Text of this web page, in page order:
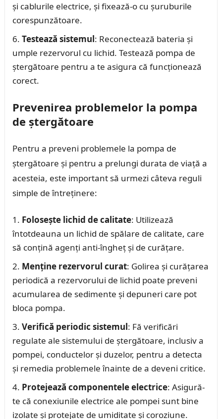
și cablurile electrice, și fixează-o cu șuruburile
corespunzătoare.
Testează sistemul: Reconectează bateria și
umple rezervorul cu lichid. Testează pompa de
ștergătoare pentru a te asigura că funcționează
corect.
Prevenirea problemelor la pompa
de ștergătoare
Pentru a preveni problemele la pompa de
ștergătoare și pentru a prelungi durata de viață a
acesteia, este important să urmezi câteva reguli
simple de întreținere:
Folosește lichid de calitate: Utilizează
întotdeauna un lichid de spălare de calitate, care
să conțină agenți anti-îngheț și de curățare.
Menține rezervorul curat: Golirea și curățarea
periodică a rezervorului de lichid poate preveni
acumularea de sedimente și depuneri care pot
bloca pompa.
Verifică periodic sistemul: Fă verificări
regulate ale sistemului de ștergătoare, inclusiv a
pompei, conductelor și duzelor, pentru a detecta
și remedia problemele înainte de a deveni critice.
Protejează componentele electrice: Asigură-
te că conexiunile electrice ale pompei sunt bine
izolate și protejate de umiditate și coroziune.